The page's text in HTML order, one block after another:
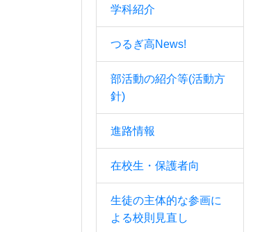
学科紹介
つるぎ高News!
部活動の紹介等(活動方
針)
進路情報
在校生・保護者向
生徒の主体的な参画に
よる校則見直し